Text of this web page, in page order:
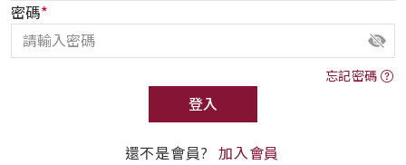
密碼*
忘記密碼
登入
還不是會員? 加入會員